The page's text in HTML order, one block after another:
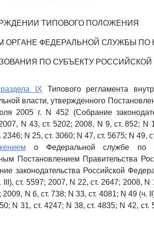
ТИПОВОГО ПОЛОЖЕНИЯ
ОРГАНЕ ФЕДЕРАЛЬНОЙ СЛУЖБЫ ПО
ПО СУБЪЕКТУ РОССИЙСКОЙ
IX Типового регламента
власти, утвержденного
2005 г. N 452 (Собрание
N 43, ст. 5202; 2008, N 9, ст. 852; N
N 25, ст. 3060; N 47, ст. 5675; N 49,
о Федеральной службе по
Постановлением Правительства
законодательства Российской
ст. 5597; 2007, N 22, ст. 2647; 2008, N
N 6, ст. 738; N 33, ст. 4081; N 49 (ч.
N 31, ст. 4247; N 38, ст. 4835; N 42, ст.